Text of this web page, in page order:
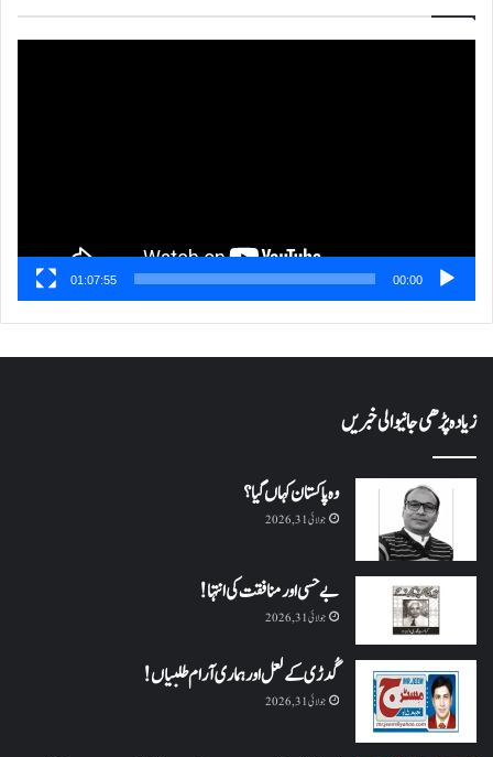
00:00
01:07:55
زیادہ پڑھی جانیوالی خبریں
وہ پاکستان کہاں گیا؟
جولائی 31, 2026
بے حسی اور منافقت کی انتہا !
جولائی 31, 2026
گُدڑی کے لعل اور ہماری آرام طلبیاں!
جولائی 31, 2026